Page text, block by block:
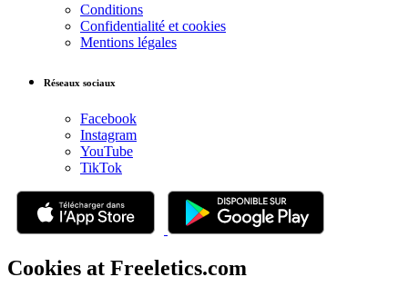
Conditions
Confidentialité et cookies
Mentions légales
Réseaux sociaux
Facebook
Instagram
YouTube
TikTok
Cookies at Freeletics.com